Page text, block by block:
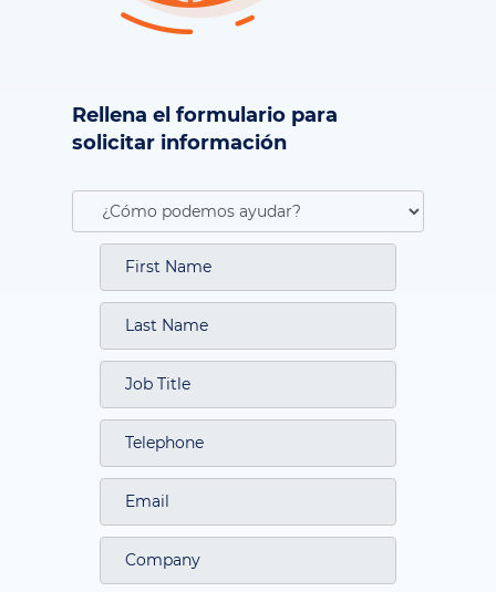
Rellena el formulario para
solicitar información